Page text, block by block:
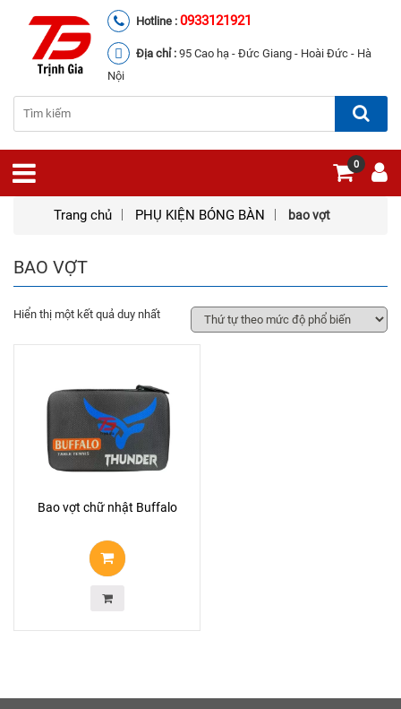
Hotline : 0933121921
Địa chỉ : 95 Cao hạ - Đức Giang - Hoài Đức - Hà
Nội
0
Trang chủ PHỤ KIỆN BÓNG BÀN bao vợt
BAO VỢT
Hiển thị một kết quả duy nhất
Bao vợt chữ nhật Buffalo